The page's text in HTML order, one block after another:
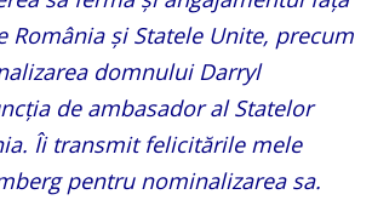
România şi Statele Unite, precum
domnului Darryl
de ambasador al Statelor
Îi transmit felicitările mele
pentru nominalizarea sa.